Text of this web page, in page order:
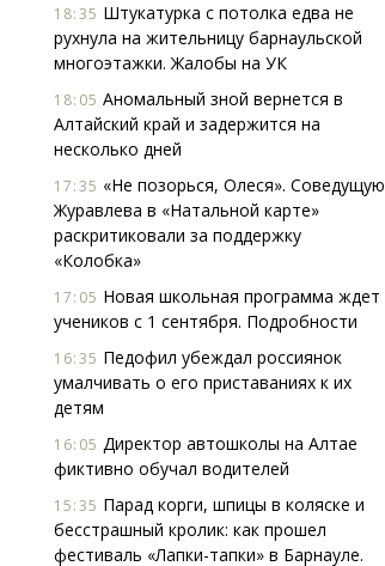
18:35 Штукатурка с потолка едва не
рухнула на жительницу барнаульской
многоэтажки. Жалобы на УК
18:05 Аномальный зной вернется в
Алтайский край и задержится на
несколько дней
17:35 «Не позорься, Олеся». Соведущую
Журавлева в «Натальной карте»
раскритиковали за поддержку
«Колобка»
17:05 Новая школьная программа ждет
учеников с 1 сентября. Подробности
16:35 Педофил убеждал россиянок
умалчивать о его приставаниях к их
детям
16:05 Директор автошколы на Алтае
фиктивно обучал водителей
15:35 Парад корги, шпицы в коляске и
бесстрашный кролик: как прошел
фестиваль «Лапки-тапки» в Барнауле.